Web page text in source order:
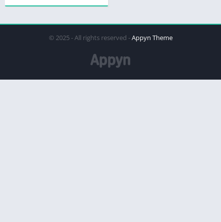
© 2025 - All rights reserved -Appyn Theme